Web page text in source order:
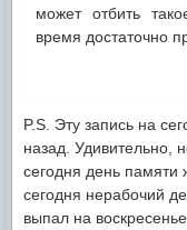
может отбить
время достаточно
P.S. Эту запись на
назад. Удивительно,
сегодня день
сегодня нерабочий
выпал на